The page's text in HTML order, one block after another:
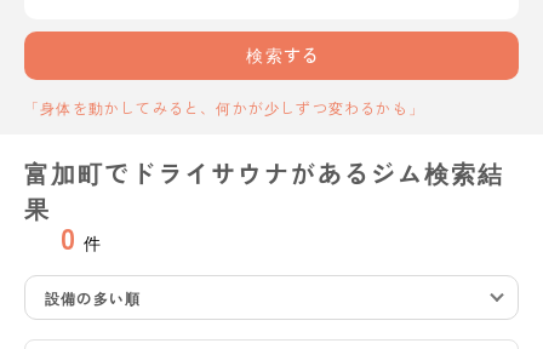
検索する
「身体を動かしてみると、何かが少しずつ変わるかも」
富加町でドライサウナがあるジム検索結
果
0 件
設備の多い順